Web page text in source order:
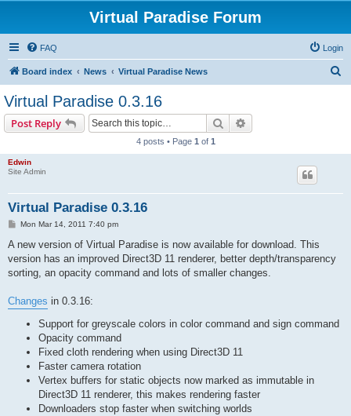
Virtual Paradise Forum
FAQ Login
Board index News Virtual Paradise News
Virtual Paradise 0.3.16
Post Reply Search
4 posts • Page 1 of 1
Edwin
Site Admin
Virtual Paradise 0.3.16
P
s
Mon Mar 14, 2011 7:40 pm
A new version of Virtual Paradise is now available for download. This
version has an improved Direct3D 11 renderer, better depth/transparency
sorting, an opacity command and lots of smaller changes.
Changes in 0.3.16:
Support for greyscale colors in color command and sign command
Opacity command
Fixed cloth rendering when using Direct3D 11
Faster camera rotation
Vertex buffers for static objects now marked as immutable in
Direct3D 11 renderer, this makes rendering faster
Downloaders stop faster when switching worlds